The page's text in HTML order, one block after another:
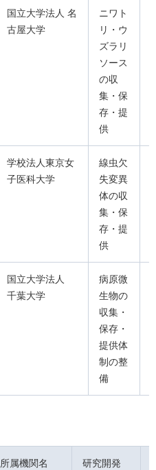
国立大学法人 名
古屋大学
ニワト
リ・ウ
ズラリ
ソース
の収
集・保
存・提
供
学校法人東京女
子医科大学
線虫欠
失変異
体の収
集・保
存・提
供
国立大学法人
千葉大学
病原微
生物の
収集・
保存・
提供体
制の整
備
所属機関名
研究開発